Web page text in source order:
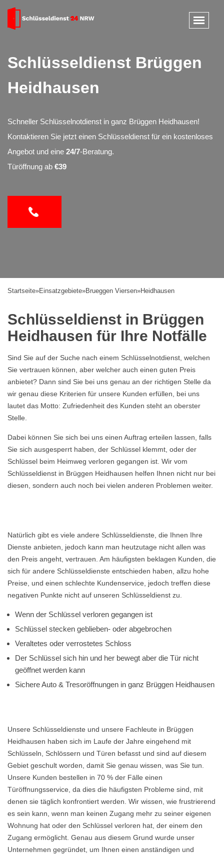
Schlüsseldienst Brüggen
Heidhausen
Schneller Schlüsselnotdienst in ganz Brüggen Heidhausen!
Kontaktieren Sie jetzt einen Schlüsseldienst für ein kostenloses
Angebot und eine 24/7-Beratung.
Türöffnung ab €39
Startseite»Einsatzgebiete»Brueggen Viersen»Heidhausen
Schlüsseldienst in Brüggen
Heidhausen für Ihre Notfälle
Sind Sie auf der Suche nach einem Schlüsselnotdienst, welchen
Sie vertrauen können, aber welcher auch einen guten Preis
anbietet? Dann sind Sie bei uns genau an der richtigen Stelle da
wir genau diese Kriterien für unsere Kunden erfüllen, bei uns
lautet das Motto: Zufriedenheit des Kunden steht an oberster
Stelle.
Dabei können Sie sich bei uns einen Auftrag erteilen lassen, falls
Sie sich ausgesperrt haben, der Schlüssel klemmt, oder der
Schlüssel beim Heimweg verloren gegangen ist. Wir vom
Schlüsseldienst in Brüggen Heidhausen helfen Ihnen nicht nur bei
diesen, sondern auch noch bei vielen anderen Problemen weiter.
Natürlich gibt es viele andere Schlüsseldienste, die Ihnen Ihre
Dienste anbieten, jedoch kann man heutzutage nicht allen was
den Preis angeht, vertrauen. Am häufigsten beklagen Kunden, die
sich für andere Schlüsseldienste entschieden haben, allzu hohe
Preise, und einen schlechte Kundenservice, jedoch treffen diese
negativen Punkte nicht auf unseren Schlüsseldienst zu.
Wenn der Schlüssel verloren gegangen ist
Schlüssel stecken geblieben- oder abgebrochen
Veraltetes oder verrostetes Schloss
Der Schlüssel sich hin und her bewegt aber die Tür nicht
geöffnet werden kann
Sichere Auto & Tresoröffnungen in ganz Brüggen Heidhausen
Unsere Schlüsseldienste und unsere Fachleute in Brüggen
Heidhausen haben sich im Laufe der Jahre eingehend mit
Schlüsseln, Schlössern und Türen befasst und sind auf diesem
Gebiet geschult worden, damit Sie genau wissen, was Sie tun.
Unsere Kunden bestellen in 70 % der Fälle einen
Türöffnungsservice, da dies die häufigsten Probleme sind, mit
denen sie täglich konfrontiert werden. Wir wissen, wie frustrierend
es sein kann, wenn man keinen Zugang mehr zu seiner eigenen
Wohnung hat oder den Schlüssel verloren hat, der einem den
Zugang ermöglicht. Genau aus diesem Grund wurde unser
Unternehmen gegründet, um Ihnen einen anständigen und